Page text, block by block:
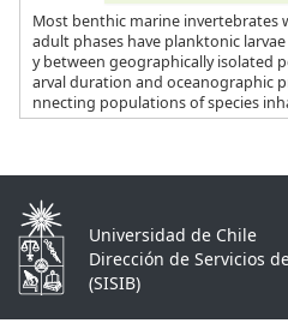
Most benthic marine invertebrates
adult phases have planktonic
y between geographically isolated
arval duration and oceanographic
nnecting populations of species
Universidad de Chile
Dirección de Servicios
(SISIB)